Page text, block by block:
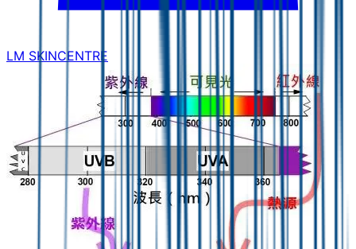
LM SKINCENTRE